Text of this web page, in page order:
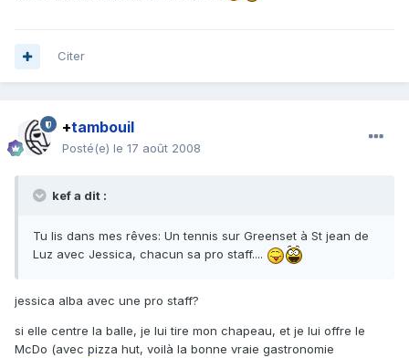
Citer
+tambouil
Posté(e) le 17 août 2008
kef a dit :
Tu lis dans mes rêves: Un tennis sur Greenset à St jean de
Luz avec Jessica, chacun sa pro staff....
jessica alba avec une pro staff?
si elle centre la balle, je lui tire mon chapeau, et je lui offre le
McDo (avec pizza hut, voilà la bonne vraie gastronomie